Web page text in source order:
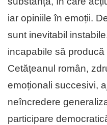
iar opiniile în emoții.
sunt inevitabil
incapabile să
Cetățeanul român,
emoționali succesivi,
neîncredere
participare